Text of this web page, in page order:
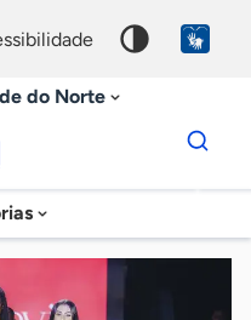
do Norte
Dados
para
chave